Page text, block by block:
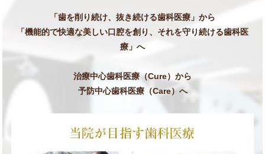
「歯を削り続け、抜き続ける歯科医療」から
「機能的で快適な美しい口腔を創り、それを守り続ける歯科医
療」へ
治療中心歯科医療（Cure）から
予防中心歯科医療（Care）へ